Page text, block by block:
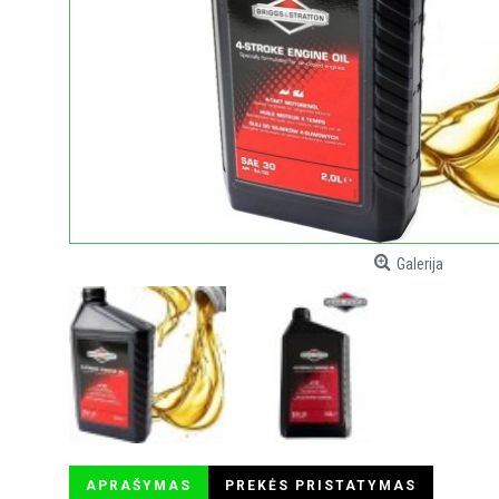
Galerija
APRAŠYMAS PREKĖS PRISTATYMAS